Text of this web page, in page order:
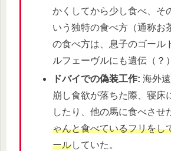
かくしてから少し食べ、そ
いう独特の食べ方（通称お
の食べ方は、息子のゴール
ルフェーヴルにも遺伝（？
ドバイでの偽装工作: 海外
崩し食欲が落ちた際、寝床
したり、他の馬に食べさせ
ゃんと食べているフリをし
ールしていた。